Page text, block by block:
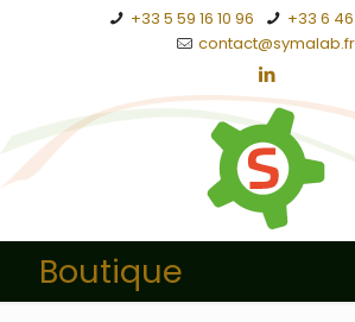
+33 5 59 16 10 96
+33 6 46
contact@symalab.fr
Boutique